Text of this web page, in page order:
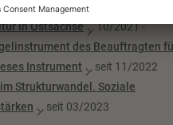
in Ostsachse
, 10/2021 -
des Beauftragten
Instrument
, seit 11/2022
Strukturwandel. Soziale
, seit 03/2023